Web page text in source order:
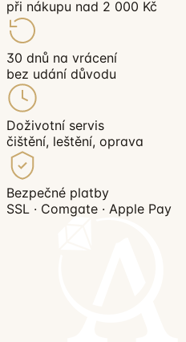
při nákupu nad 2 000 Kč
30 dnů na vrácení
bez udání důvodu
Doživotní servis
čištění, leštění, oprava
Bezpečné platby
SSL · Comgate · Apple Pay